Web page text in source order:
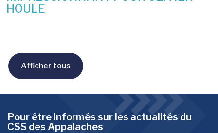
HOULE
Afficher tous
Pour être informés sur les actualités du
CSS des Appalaches